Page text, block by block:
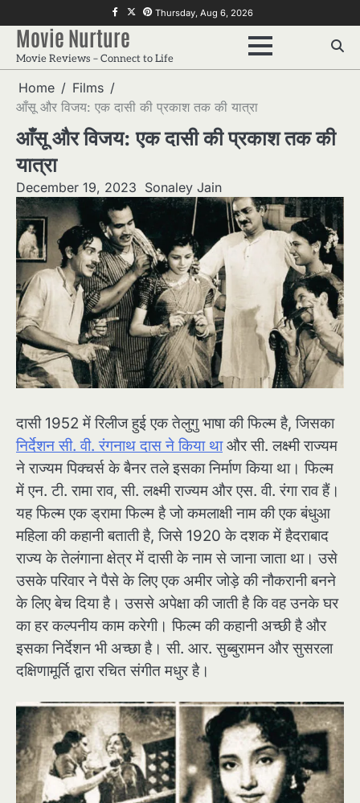
to
content
f twitterpinterest
Thursday, Aug 6, 2026
Movie Nurture
Movie Reviews – Connect to Life
Home
Films
आँसू और विजय: एक दासी की प्रकाश तक की यात्रा
आँसू और विजय: एक दासी की प्रकाश तक की
यात्रा
December 19, 2023 Sonaley Jain
दासी 1952 में रिलीज हुई एक तेलुगु भाषा की फिल्म है, जिसका
निर्देशन सी. वी. रंगनाथ दास ने किया थाऔर सी. लक्ष्मी राज्यम
ने राज्यम पिक्चर्स के बैनर तले इसका निर्माण किया था। फिल्म
में एन. टी. रामा राव, सी. लक्ष्मी राज्यम और एस. वी. रंगा राव हैं।
यह फिल्म एक ड्रामा फिल्म है जो कमलाक्षी नाम की एक बंधुआ
महिला की कहानी बताती है, जिसे 1920 के दशक में हैदराबाद
राज्य के तेलंगाना क्षेत्र में दासी के नाम से जाना जाता था। उसे
उसके परिवार ने पैसे के लिए एक अमीर जोड़े की नौकरानी बनने
के लिए बेच दिया है। उससे अपेक्षा की जाती है कि वह उनके घर
का हर कल्पनीय काम करेगी। फिल्म की कहानी अच्छी है और
इसका निर्देशन भी अच्छा है। सी. आर. सुब्बुरामन और सुसरला
दक्षिणामूर्ति द्वारा रचित संगीत मधुर है।